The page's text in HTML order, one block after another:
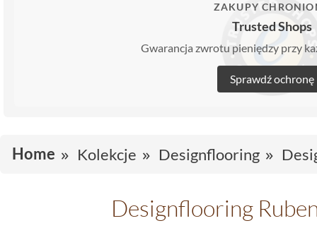
ZAKUPY
Trusted Shops
Gwarancja zwrotu pieniędzy przy
Sprawdź ochronę
Home Kolekcje Designflooring
Designflooring